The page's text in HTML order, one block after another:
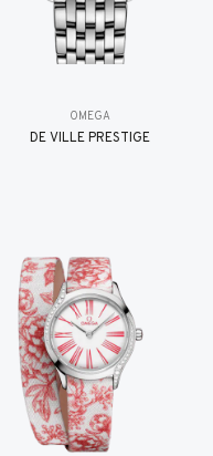
OMEGA
DE VILLE PRESTIGE